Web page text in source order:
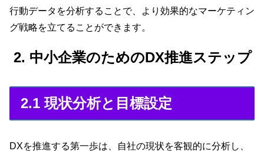
行動データを分析することで、より効果的なマーケティン
グ戦略を立てることができます。
2. 中小企業のためのDX推進ステップ
2.1 現状分析と目標設定
DXを推進する第一歩は、自社の現状を客観的に分析し、